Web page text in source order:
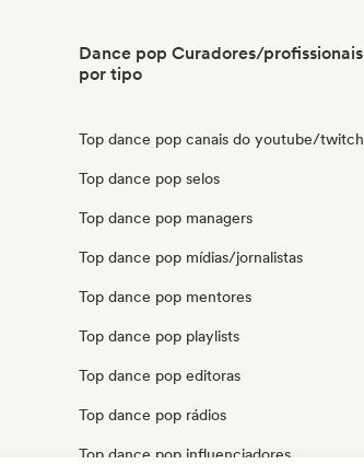
Dance pop Curadores/profissionais
por tipo
Top dance pop canais do youtube/twitch
Top dance pop selos
Top dance pop managers
Top dance pop mídias/jornalistas
Top dance pop mentores
Top dance pop playlists
Top dance pop editoras
Top dance pop rádios
Top dance pop influenciadores